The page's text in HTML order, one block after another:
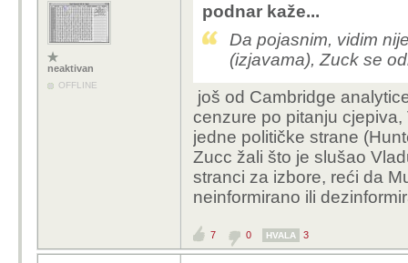
neaktivan
OFFLINE
podnar kaže...
Da pojasnim, vidim
(izjavama), Zuck se
još od Cambridge
cenzure po pitanju
jedne političke strane
Zucc žali što je slušao
stranci za izbore, reći da
neinformirano ili
7 0 HVALA 3